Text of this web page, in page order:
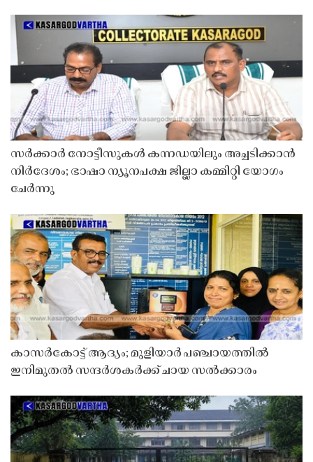
സർക്കാർ നോട്ടീസുകൾ കന്നഡയിലും അച്ചടിക്കാൻ
നിർദേശം; ഭാഷാ ന്യൂനപക്ഷ ജില്ലാ കമ്മിറ്റി യോഗം
ചേർന്നു
കാസർകോട്ട് ആദ്യം; മുളിയാർ പഞ്ചായത്തിൽ
ഇനിമുതൽ സന്ദർശകർക്ക് ചായ സൽക്കാരം